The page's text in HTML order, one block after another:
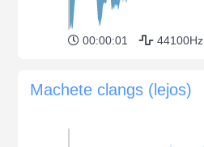
00:00:01 44100Hz
Machete clangs (lejos)